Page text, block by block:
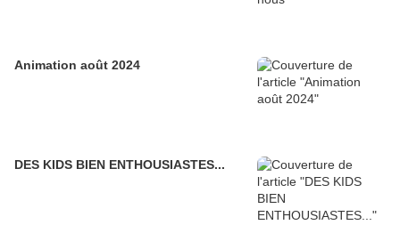
Animation août 2024
DES KIDS BIEN ENTHOUSIASTES...